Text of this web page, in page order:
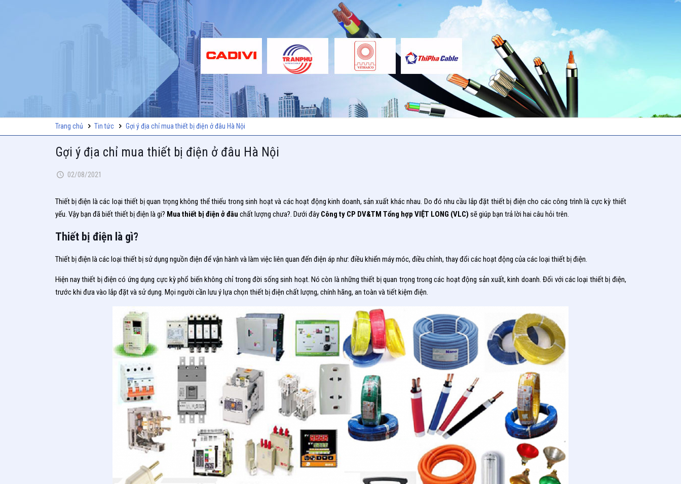
Trang chủ Tin tức Gợi ý địa chỉ mua thiết bị điện ở đâu Hà Nội
Gợi ý địa chỉ mua thiết bị điện ở đâu Hà Nội
02/08/2021
Thiết bị điện là các loại thiết bị quan trọng không thể thiếu trong sinh hoạt và các hoạt động kinh doanh, sản xuất khác nhau. Do đó nhu cầu lắp đặt thiết bị điện cho các công trình là cực kỳ thiết
yếu. Vậy bạn đã biết thiết bị điện là gi? Mua thiết bị điện ở đâu chất lượng chưa?. Dưới đây Công ty CP DV&TM Tổng hợp VIỆT LONG (VLC) sẽ giúp bạn trả lời hai câu hỏi trên.
Thiết bị điện là gì?
Thiết bị điện là các loại thiết bị sử dụng nguồn điện để vận hành và làm việc liên quan đến điện áp như: điều khiển máy móc, điều chỉnh, thay đổi các hoạt động của các loại thiết bị điện.
Hiện nay thiết bị điện có ứng dụng cực kỳ phổ biến không chỉ trong đời sống sinh hoạt. Nó còn là những thiết bị quan trọng trong các hoạt động sản xuất, kinh doanh. Đối với các loại thiết bị điện,
trước khi đưa vào lắp đặt và sử dụng. Mọi người cần lưu ý lựa chọn thiết bị điện chất lượng, chính hãng, an toàn và tiết kiệm điện.